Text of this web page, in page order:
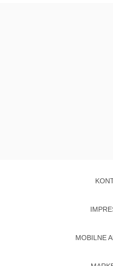
MOBILNE